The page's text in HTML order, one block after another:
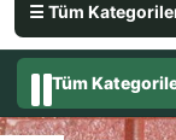
☰ Tüm
Tüm